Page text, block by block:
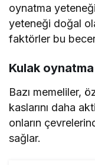
oynatma
yeteneği doğal
faktörler bu
Kulak
Bazı memeliler,
kaslarını daha
onların
sağlar.